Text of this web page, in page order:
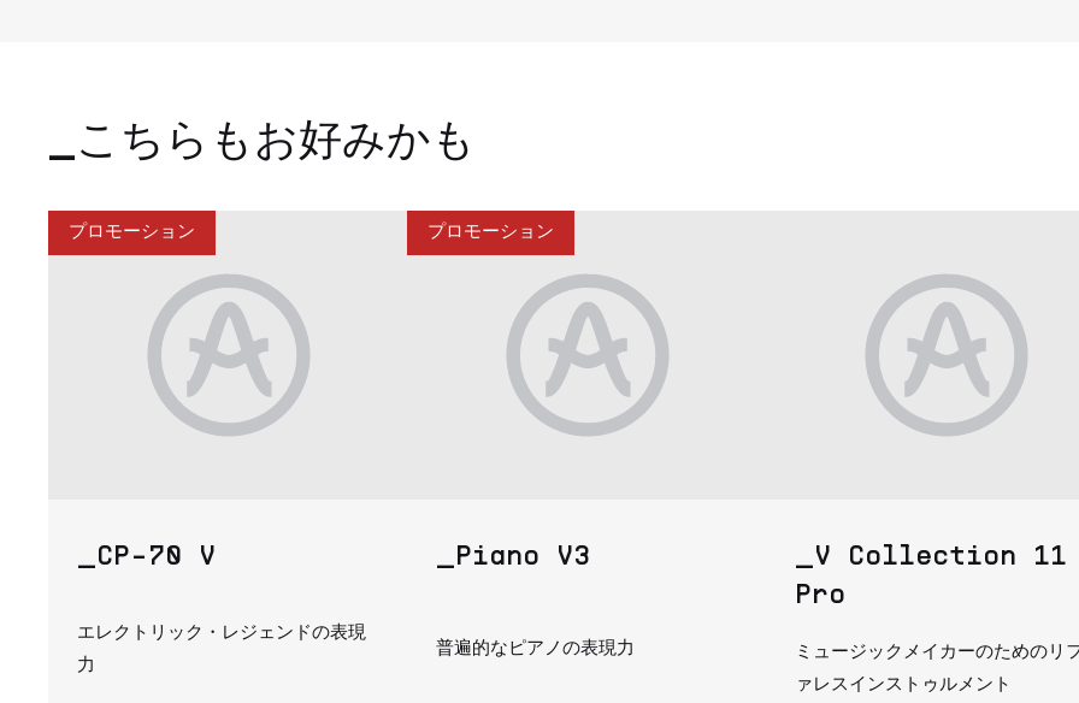
_こちらもお好みかも
プロモーション
_CP-70 V
エレクトリック・レジェンドの表現
力
プロモーション
_Piano V3
普遍的なピアノの表現力
_V Collection 11
Pro
ミュージックメイカーのためのリ
ァレスインストゥルメント